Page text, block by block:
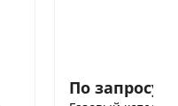
По запросу